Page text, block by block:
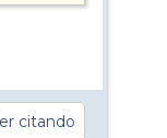
citando